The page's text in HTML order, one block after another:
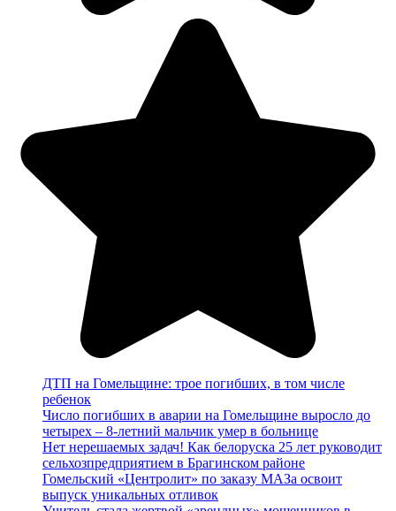
ДТП на Гомельщине: трое погибших, в том числе
ребенок
Число погибших в аварии на Гомельщине выросло до
четырех – 8-летний мальчик умер в больнице
Нет нерешаемых задач! Как белоруска 25 лет руководит
сельхозпредприятием в Брагинском районе
Гомельский «Центролит» по заказу МАЗа освоит
выпуск уникальных отливок